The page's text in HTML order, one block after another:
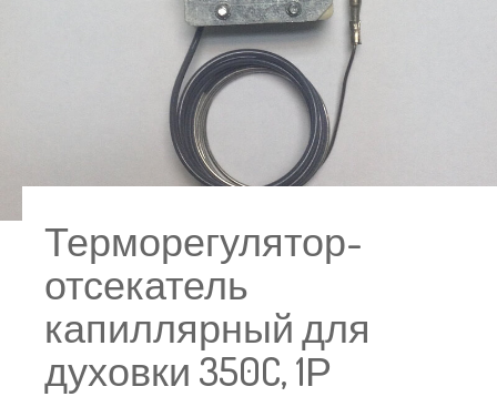
Терморегулятор-
отсекатель
капиллярный для
духовки 350C, 1Р